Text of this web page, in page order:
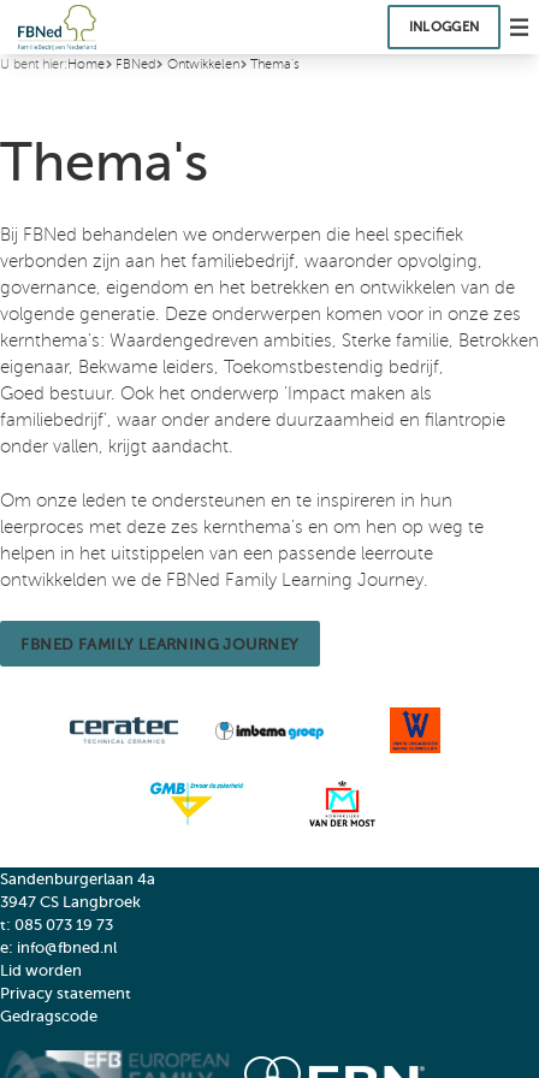
INLOGGEN
U bent hier:Home FBNed Ontwikkelen Thema's
Thema's
Bij FBNed behandelen we onderwerpen die heel specifiek
verbonden zijn aan het familiebedrijf, waaronder opvolging,
governance, eigendom en het betrekken en ontwikkelen van de
volgende generatie. Deze onderwerpen komen voor in onze zes
kernthema’s: Waardengedreven ambities, Sterke familie, Betrokken
eigenaar, Bekwame leiders, Toekomstbestendig bedrijf,
Goed bestuur. Ook het onderwerp ‘Impact maken als
familiebedrijf’, waar onder andere duurzaamheid en filantropie
onder vallen, krijgt aandacht.
Om onze leden te ondersteunen en te inspireren in hun
leerproces met deze zes kernthema’s en om hen op weg te
helpen in het uitstippelen van een passende leerroute
ontwikkelden we de FBNed Family Learning Journey.
FBNED FAMILY LEARNING JOURNEY
Sandenburgerlaan 4a
3947 CS Langbroek
t: 085 073 19 73
e: info@fbned.nl
Lid worden
Privacy statement
Gedragscode